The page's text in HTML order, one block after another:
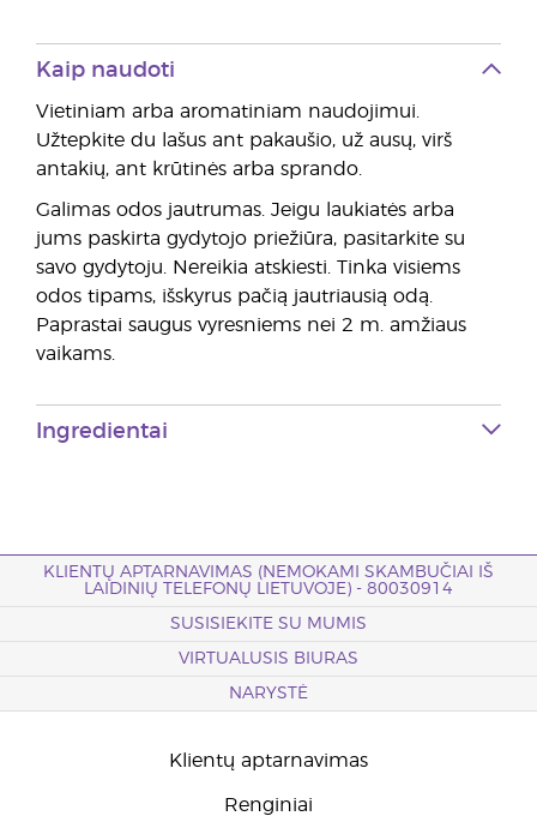
Kaip naudoti
Vietiniam arba aromatiniam naudojimui.
Užtepkite du lašus ant pakaušio, už ausų, virš
antakių, ant krūtinės arba sprando.
Galimas odos jautrumas. Jeigu laukiatės arba
jums paskirta gydytojo priežiūra, pasitarkite su
savo gydytoju. Nereikia atskiesti. Tinka visiems
odos tipams, išskyrus pačią jautriausią odą.
Paprastai saugus vyresniems nei 2 m. amžiaus
vaikams.
Ingredientai
KLIENTŲ APTARNAVIMAS (NEMOKAMI SKAMBUČIAI IŠ
LAIDINIŲ TELEFONŲ LIETUVOJE) - 80030914
SUSISIEKITE SU MUMIS
VIRTUALUSIS BIURAS
NARYSTĖ
Klientų aptarnavimas
Renginiai